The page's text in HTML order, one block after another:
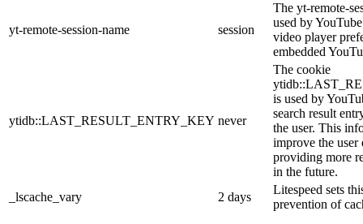
yt-remote-session-name session
The yt-remote-
used by
video player
embedded
ytidb::LAST_RESULT_ENTRY_KEY never
The cookie
is used by
search result
the user. This
improve the user
providing more
in the future.
_lscache_vary
2 days
Litespeed sets
prevention of